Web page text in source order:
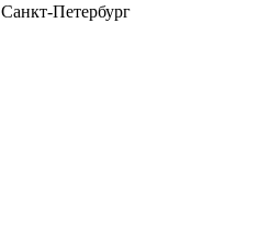
Санкт-Петербург